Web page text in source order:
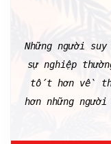
Những người
sự nghiệp
tốt hơn về
hơn những